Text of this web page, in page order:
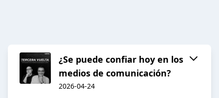
¿Se puede confiar hoy en los
medios de comunicación?
2026-04-24